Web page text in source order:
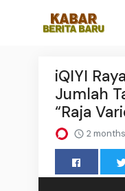
iQIYI
Jumlah
“Raja
2